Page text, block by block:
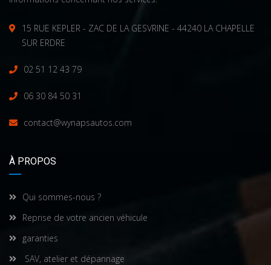
15 RUE KEPLER - ZAC DE LA GESVRINE - 44240 LA CHAPELLE
SUR ERDRE
02 51 12 43 79
06 30 84 50 31
contact@wynapsautos.com
À PROPOS
Qui sommes-nous ?
Reprise de votre ancien véhicule
garanties
SAV, atelier et dépannage